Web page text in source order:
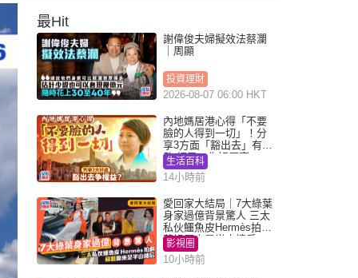
最Hit
謝偉俊夫婦擬效法蔡瀾
｜周顯
投資理財
2026-08-07 06:00 HKT
內地媽居港心得「不要
臉的人得到一切」！分
享3方面「豁出去」有著
數 網民：你好厲害
生活百科
14小時前
愛回家大結局｜7大綠葉
身家過億背景驚人 三太
私伙鱷魚皮Hermès拍劇
蘇姐原來是半山樓后
影視圈
10小時前